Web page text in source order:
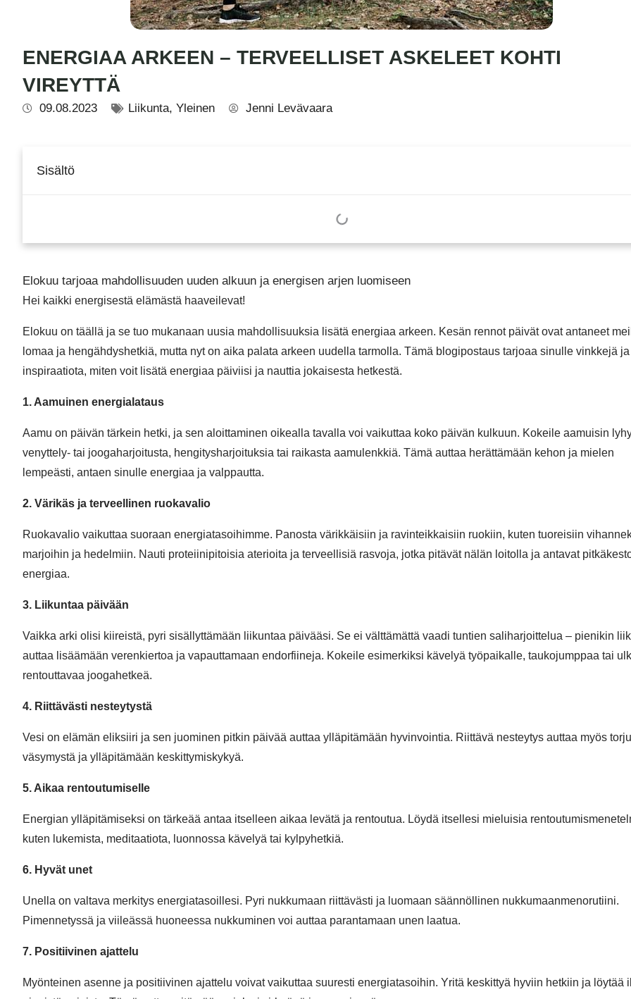
ENERGIAA ARKEEN – TERVEELLISET ASKELEET KOHTI
VIREYTTÄ
09.08.2023 Liikunta, Yleinen Jenni Levävaara
Sisältö
Elokuu tarjoaa mahdollisuuden uuden alkuun ja energisen arjen luomiseen
Hei kaikki energisestä elämästä haaveilevat!
Elokuu on täällä ja se tuo mukanaan uusia mahdollisuuksia lisätä energiaa arkeen. Kesän rennot päivät ovat antaneet
lomaa ja hengähdyshetkiä, mutta nyt on aika palata arkeen uudella tarmolla. Tämä blogipostaus tarjoaa sinulle vinkkejä ja
inspiraatiota, miten voit lisätä energiaa päiviisi ja nauttia jokaisesta hetkestä.
1. Aamuinen energialataus
Aamu on päivän tärkein hetki, ja sen aloittaminen oikealla tavalla voi vaikuttaa koko päivän kulkuun. Kokeile aamuisin
venyttely- tai joogaharjoitusta, hengitysharjoituksia tai raikasta aamulenkkiä. Tämä auttaa herättämään kehon ja mielen
lempeästi, antaen sinulle energiaa ja valppautta.
2. Värikäs ja terveellinen ruokavalio
Ruokavalio vaikuttaa suoraan energiatasoihimme. Panosta värikkäisiin ja ravinteikkaisiin ruokiin, kuten tuoreisiin
marjoihin ja hedelmiin. Nauti proteiinipitoisia aterioita ja terveellisiä rasvoja, jotka pitävät nälän loitolla ja antavat
energiaa.
3. Liikuntaa päivään
Vaikka arki olisi kiireistä, pyri sisällyttämään liikuntaa päivääsi. Se ei välttämättä vaadi tuntien saliharjoittelua – pienikin
auttaa lisäämään verenkiertoa ja vapauttamaan endorfiineja. Kokeile esimerkiksi kävelyä työpaikalle, taukojumppaa tai
rentouttavaa joogahetkeä.
4. Riittävästi nesteytystä
Vesi on elämän eliksiiri ja sen juominen pitkin päivää auttaa ylläpitämään hyvinvointia. Riittävä nesteytys auttaa myös
väsymystä ja ylläpitämään keskittymiskykyä.
5. Aikaa rentoutumiselle
Energian ylläpitämiseksi on tärkeää antaa itselleen aikaa levätä ja rentoutua. Löydä itsellesi mieluisia
kuten lukemista, meditaatiota, luonnossa kävelyä tai kylpyhetkiä.
6. Hyvät unet
Unella on valtava merkitys energiatasoillesi. Pyri nukkumaan riittävästi ja luomaan säännöllinen nukkumaanmenorutiini.
Pimennetyssä ja viileässä huoneessa nukkuminen voi auttaa parantamaan unen laatua.
7. Positiivinen ajattelu
Myönteinen asenne ja positiivinen ajattelu voivat vaikuttaa suuresti energiatasoihin. Yritä keskittyä hyviin hetkiin ja löytää